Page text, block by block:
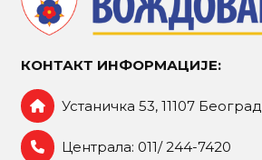
КОНТАКТ ИНФОРМАЦИЈЕ:
Устаничка 53, 11107 Београд
Централа: 011/ 244-7420